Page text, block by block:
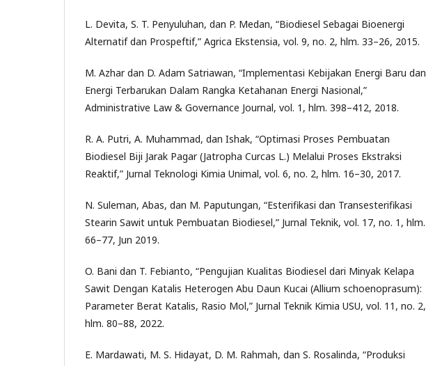
L. Devita, S. T. Penyuluhan, dan P. Medan, “Biodiesel Sebagai Bioenergi
Alternatif dan Prospeftif,” Agrica Ekstensia, vol. 9, no. 2, hlm. 33–26, 2015.
M. Azhar dan D. Adam Satriawan, “Implementasi Kebijakan Energi Baru dan
Energi Terbarukan Dalam Rangka Ketahanan Energi Nasional,”
Administrative Law & Governance Journal, vol. 1, hlm. 398–412, 2018.
R. A. Putri, A. Muhammad, dan Ishak, “Optimasi Proses Pembuatan
Biodiesel Biji Jarak Pagar (Jatropha Curcas L.) Melalui Proses Ekstraksi
Reaktif,” Jurnal Teknologi Kimia Unimal, vol. 6, no. 2, hlm. 16–30, 2017.
N. Suleman, Abas, dan M. Paputungan, “Esterifikasi dan Transesterifikasi
Stearin Sawit untuk Pembuatan Biodiesel,” Jurnal Teknik, vol. 17, no. 1, hlm.
66–77, Jun 2019.
O. Bani dan T. Febianto, “Pengujian Kualitas Biodiesel dari Minyak Kelapa
Sawit Dengan Katalis Heterogen Abu Daun Kucai (Allium schoenoprasum):
Parameter Berat Katalis, Rasio Mol,” Jurnal Teknik Kimia USU, vol. 11, no. 2,
hlm. 80–88, 2022.
E. Mardawati, M. S. Hidayat, D. M. Rahmah, dan S. Rosalinda, “Produksi